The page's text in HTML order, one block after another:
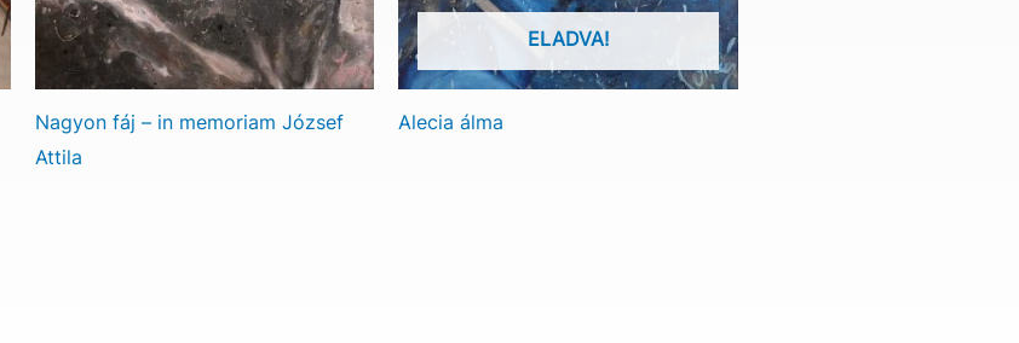
Nagyon fáj – in memoriam József
Attila
ELADVA!
Alecia álma